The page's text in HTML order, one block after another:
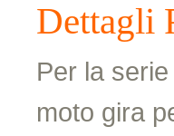
Dettagli
Per la
moto gira